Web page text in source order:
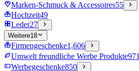
Marken-Schmuck & Accessoires55
Hochzeit49
Leder27
Weitere18
Firmengeschenke1,606
Umwelt freundliche Werbe Produkte971
Werbegeschenke850